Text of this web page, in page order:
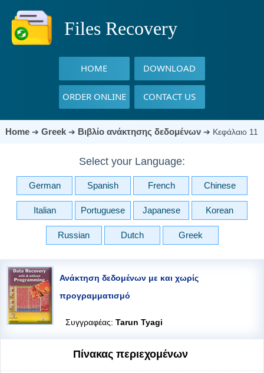
Files Recovery
HOME DOWNLOAD
ORDER ONLINE CONTACT US
Home➔ Greek ➔ Βιβλίο ανάκτησης δεδομένων➔ Κεφάλαιο 11
Select your Language:
German Spanish French Chinese
Italian Portuguese Japanese Korean
Russian Dutch Greek
Ανάκτηση δεδομένων με και χωρίς
προγραμματισμό
Συγγραφέας: Tarun Tyagi
Πίνακας περιεχομένων